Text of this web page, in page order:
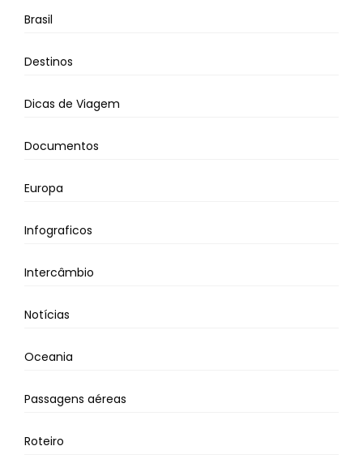
Brasil
Destinos
Dicas de Viagem
Documentos
Europa
Infograficos
Intercâmbio
Notícias
Oceania
Passagens aéreas
Roteiro